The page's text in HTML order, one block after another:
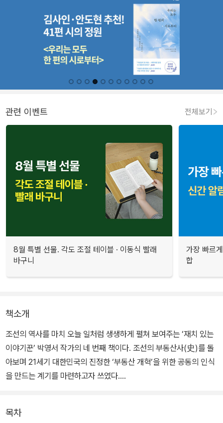
관련 이벤트 전체보기
8월 특별 선물. 각도 조절 테이블 · 이동식 빨래
바구니
가장 빠르
합
책소개
조선의 역사를 마치 오늘 일처럼 생생하게 펼쳐 보여주는 ‘재치 있는
이야기꾼’ 박영서 작가의 네 번째 책이다. 조선의 부동산사(史)를 돌
아보며 21세기 대한민국의 진정한 ‘부동산 개혁’을 위한 공동의 인식
을 만드는 계기를 마련하고자 쓰였다.
리하고 있다. 고려 역시 그러했다. 권력가들의 토지 겸병은 무수한 폐
목차